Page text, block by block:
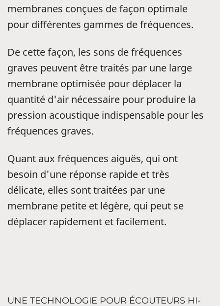
membranes conçues de façon optimale
pour différentes gammes de fréquences.
De cette façon, les sons de fréquences
graves peuvent être traités par une large
membrane optimisée pour déplacer la
quantité d'air nécessaire pour produire la
pression acoustique indispensable pour les
fréquences graves.
Quant aux fréquences aiguës, qui ont
besoin d'une réponse rapide et très
délicate, elles sont traitées par une
membrane petite et légère, qui peut se
déplacer rapidement et facilement.
UNE TECHNOLOGIE POUR ÉCOUTEURS HI-